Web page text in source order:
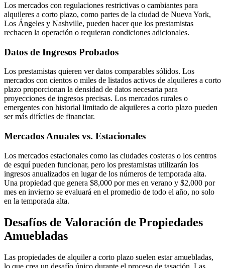
Los mercados con regulaciones restrictivas o cambiantes para
alquileres a corto plazo, como partes de la ciudad de Nueva York,
Los Ángeles y Nashville, pueden hacer que los prestamistas
rechacen la operación o requieran condiciones adicionales.
Datos de Ingresos Probados
Los prestamistas quieren ver datos comparables sólidos. Los
mercados con cientos o miles de listados activos de alquileres a corto
plazo proporcionan la densidad de datos necesaria para
proyecciones de ingresos precisas. Los mercados rurales o
emergentes con historial limitado de alquileres a corto plazo pueden
ser más difíciles de financiar.
Mercados Anuales vs. Estacionales
Los mercados estacionales como las ciudades costeras o los centros
de esquí pueden funcionar, pero los prestamistas utilizarán los
ingresos anualizados en lugar de los números de temporada alta.
Una propiedad que genera $8,000 por mes en verano y $2,000 por
mes en invierno se evaluará en el promedio de todo el año, no solo
en la temporada alta.
Desafíos de Valoración de Propiedades
Amuebladas
Las propiedades de alquiler a corto plazo suelen estar amuebladas,
lo que crea un desafío único durante el proceso de tasación. Las